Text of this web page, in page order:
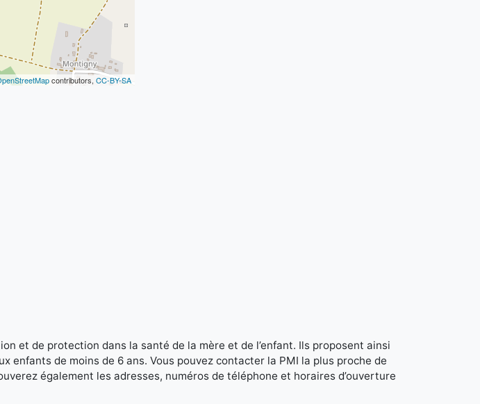
contributors, CC-BY-SA
et de protection dans la santé de la mère et de l’enfant. Ils proposent ainsi
de moins de 6 ans. Vous pouvez contacter la PMI la plus proche de
également les adresses, numéros de téléphone et horaires d’ouverture